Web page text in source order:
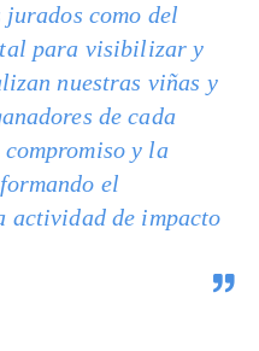
como del
para visibilizar y
nuestras viñas y
de cada
y la
el
actividad de impacto